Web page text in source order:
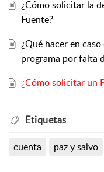
¿Cómo solicitar la
Fuente?
¿Qué hacer en
programa por falta
¿Cómo solicitar un
Etiquetas
cuenta paz y salvo